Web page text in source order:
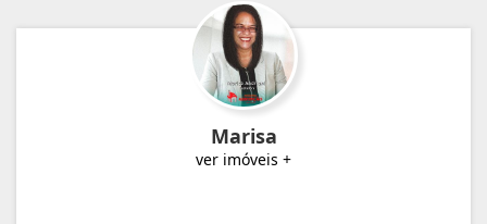
Marisa
ver imóveis +